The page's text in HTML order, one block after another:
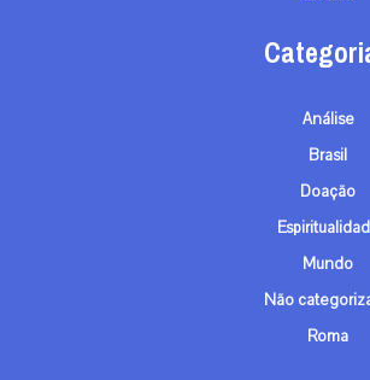
Análise
Brasil
Doação
Mundo
Não
Roma